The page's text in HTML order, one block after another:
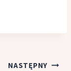
NASTĘPNY